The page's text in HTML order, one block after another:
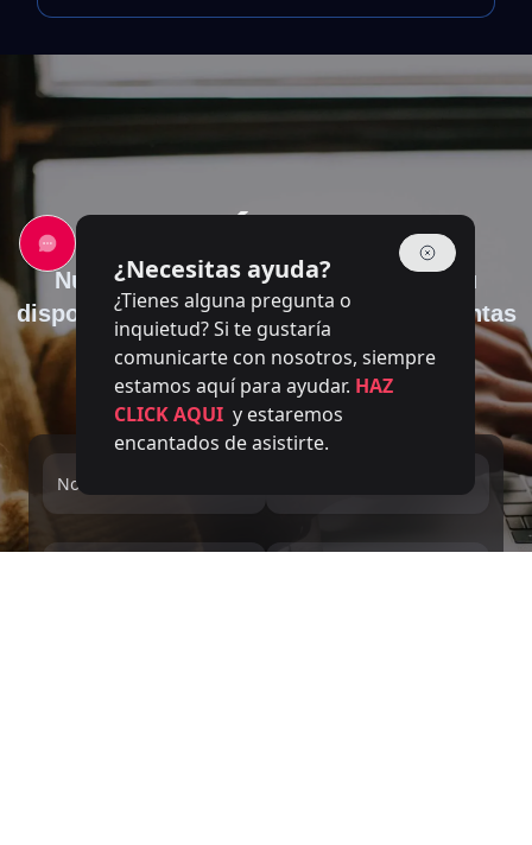
Contáctanos
Nuestro equipo de expertos está a su
disposición para responder a sus preguntas
Nombre completo
¿Necesitas ayuda?
¿Tienes alguna pregunta o
inquietud? Si te gustaría
comunicarte con nosotros, siempre
estamos aquí para ayudar. HAZ
CLICK AQUI y estaremos
encantados de asistirte.